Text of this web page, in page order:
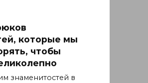
которые мы
чтобы
знаменитостей в